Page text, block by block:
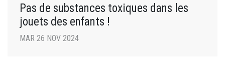
Pas de substances toxiques dans les
jouets des enfants !
MAR 26 NOV 2024